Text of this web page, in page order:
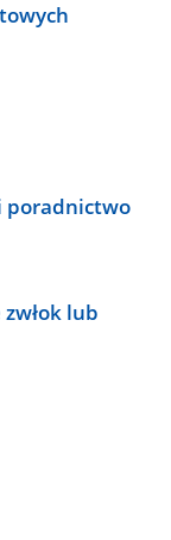
poradnictwo
lub